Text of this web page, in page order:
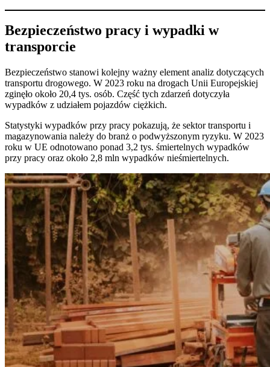
Bezpieczeństwo pracy i wypadki w
transporcie
Bezpieczeństwo stanowi kolejny ważny element analiz dotyczących
transportu drogowego. W 2023 roku na drogach Unii Europejskiej
zginęło około 20,4 tys. osób. Część tych zdarzeń dotyczyła
wypadków z udziałem pojazdów ciężkich.
Statystyki wypadków przy pracy pokazują, że sektor transportu i
magazynowania należy do branż o podwyższonym ryzyku. W 2023
roku w UE odnotowano ponad 3,2 tys. śmiertelnych wypadków
przy pracy oraz około 2,8 mln wypadków nieśmiertelnych.